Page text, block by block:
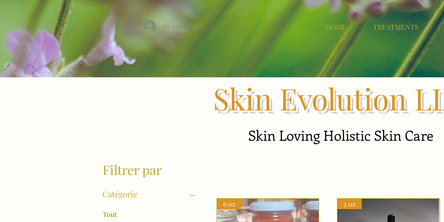
Se connecter HOME TREATMENTS
Skin Evolution
Skin Loving Holistic Skin Care
Filtrer par
Catégorie
Tout
6 oz 2 oz